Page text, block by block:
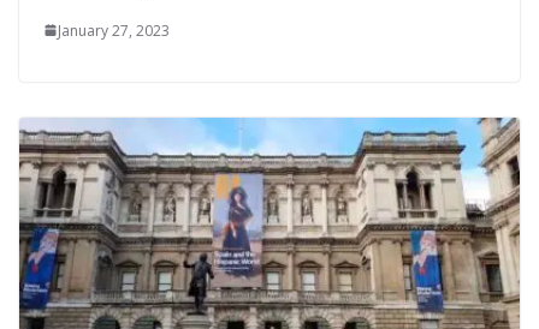
January 27, 2023